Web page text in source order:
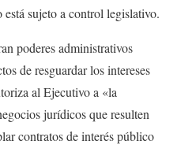
sujeto a control legislativo.
poderes administrativos
de resguardar los intereses
al Ejecutivo a «la
jurídicos que resulten
contratos de interés público